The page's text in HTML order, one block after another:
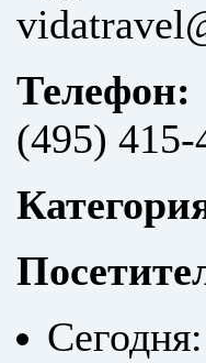
Телефон:
(495) 415-